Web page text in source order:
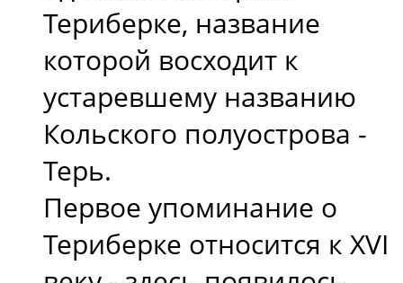
Териберке, название
которой восходит к
устаревшему названию
Кольского полуострова -
Терь.
Первое упоминание о
Териберке относится к XVI